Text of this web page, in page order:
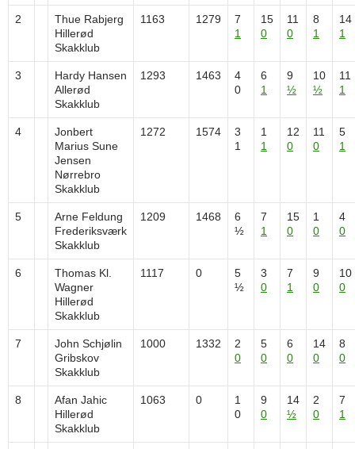
2
Thue Rabjerg
Hillerød
Skakklub
1163 1279
7
1
15
0
11
0
8
1
14
1
3
Hardy Hansen
Allerød
Skakklub
1293 1463
4
0
6
1
9
½
10
½
11
1
4
Jonbert
Marius Sune
Jensen
Nørrebro
Skakklub
1272 1574
3
1
1
1
12
0
11
0
5
1
5
Arne Feldung
Frederiksværk
Skakklub
1209 1468
6
½
7
1
15
0
1
0
4
0
6
Thomas Kl.
Wagner
Hillerød
Skakklub
1117 0
5
½
3
0
7
1
9
0
10
0
7
John Schjølin
Gribskov
Skakklub
1000 1332
2
0
5
0
6
0
14
0
8
0
8
Afan Jahic
Hillerød
Skakklub
1063 0
1
0
9
0
14
½
2
0
7
1